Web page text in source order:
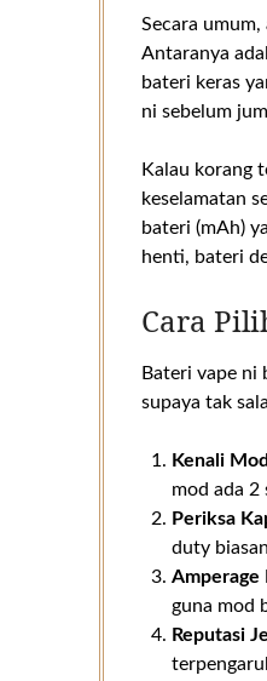
Secara
Antaranya
bateri keras
ni sebelum
Kalau korang
keselamatan
bateri (mAh)
henti, bateri
Cara
Bateri vape ni
supaya tak
Kenali
mod ada 2
Periksa
duty
Amperage
guna mod
Reputasi